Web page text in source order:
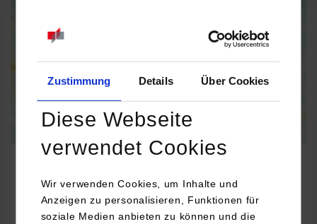
Zustimmung Details Über Cookies
Diese Webseite
verwendet Cookies
Wir verwenden Cookies, um Inhalte und
Anzeigen zu personalisieren, Funktionen für
soziale Medien anbieten zu können und die
Einmalig aktivieren
Informatik